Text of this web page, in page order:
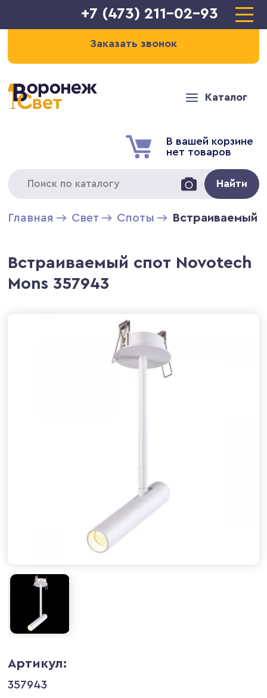
+7 (473) 211-02-93
Заказать звонок
Каталог
В вашей корзине
нет товаров
Найти
Главная Свет Cпоты Встраиваемый
Встраиваемый спот Novotech
Mons 357943
Артикул:
357943